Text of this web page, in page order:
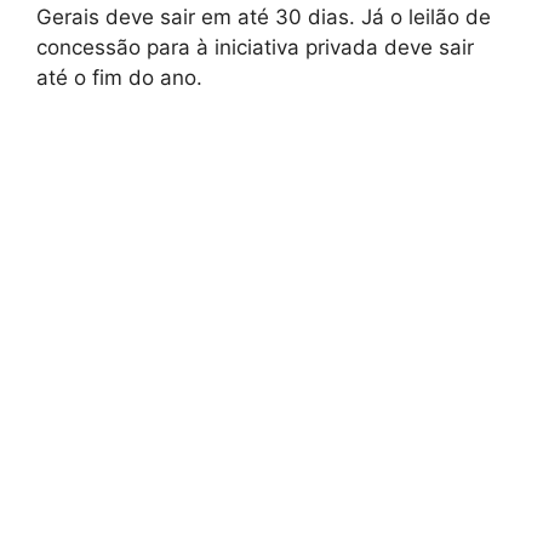
Gerais deve sair em até 30 dias. Já o leilão de
concessão para à iniciativa privada deve sair
até o fim do ano.